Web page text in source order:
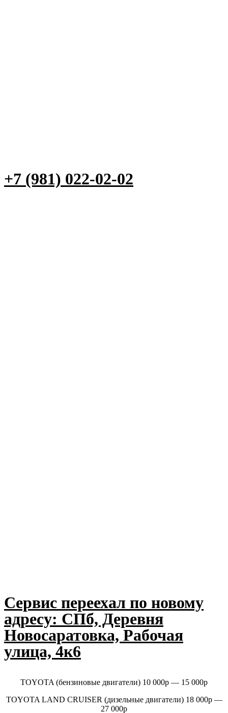
+7 (981) 022-02-02
Сервис переехал по новому
адресу: СПб, Деревня
Новосаратовка, Рабочая
улица, 4к6
TOYOTA (бензиновые двигатели) 10 000p — 15 000р
TOYOTA LAND CRUISER (дизельные двигатели) 18 000p —
27 000р